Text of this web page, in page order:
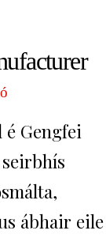
Gengfei
ábhair eile